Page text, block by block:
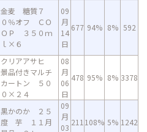
金麦 糖質７
０％オフ ＣＯ
ＯＰ ３５０ｍ
ｌ×６
09
月
14
日
677 94% 8% 592
クリアアサヒ
景品付きマルチ
カートン ５０
０×２４
08
月
06
日
478 95% 8% 3378
黒かのか ２５
度 芋 １１月
09
月
03
211 108% 5% 1242